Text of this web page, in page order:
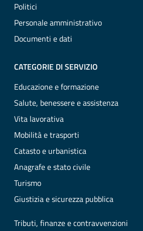
Politici
Personale amministrativo
Documenti e dati
CATEGORIE DI SERVIZIO
Educazione e formazione
Salute, benessere e assistenza
Vita lavorativa
Mobilità e trasporti
Catasto e urbanistica
Anagrafe e stato civile
Turismo
Giustizia e sicurezza pubblica
Tributi, finanze e contravvenzioni